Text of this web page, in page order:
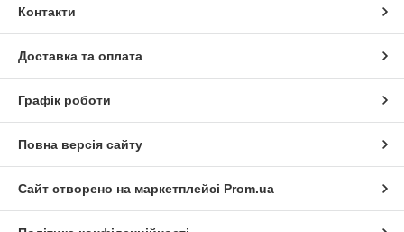
Контакти
Доставка та оплата
Графік роботи
Повна версія сайту
Сайт створено на маркетплейсі Prom.ua